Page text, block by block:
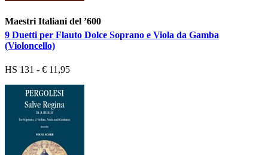
Maestri Italiani del ’600
9 Duetti per Flauto Dolce Soprano e Viola da Gamba
(Violoncello)
HS 131 - € 11,95